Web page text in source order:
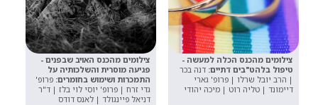
צילומים מהכנס הכלה למעשה -
טיפול בלהט"בים דתיים: דנה בכר
| הרב יובל שרלו | פרופ' גארי
דיימונד | טליה רוט | מיכה יהודי
צילומים מהכנס האויב שבפנים -
פגיעה מוסרית והשלכותיה על
התמכרות ושימוש בחומרים: פרופ'
גדי זרח | פרופ' יוסי לוי בלז | ד"ר
דניאל פיינגולד | לאנס דודס